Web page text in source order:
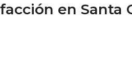
en Santa